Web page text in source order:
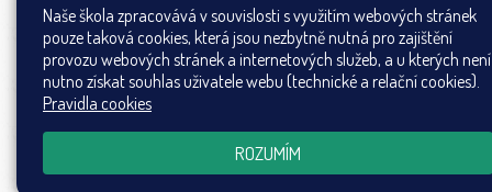
Naše škola zpracovává v souvislosti s využitím webových stránek
pouze taková cookies, která jsou nezbytně nutná pro zajištění
provozu webových stránek a internetových služeb, a u kterých není
nutno získat souhlas uživatele webu (technické a relační cookies).
Pravidla cookies
ROZUMÍM